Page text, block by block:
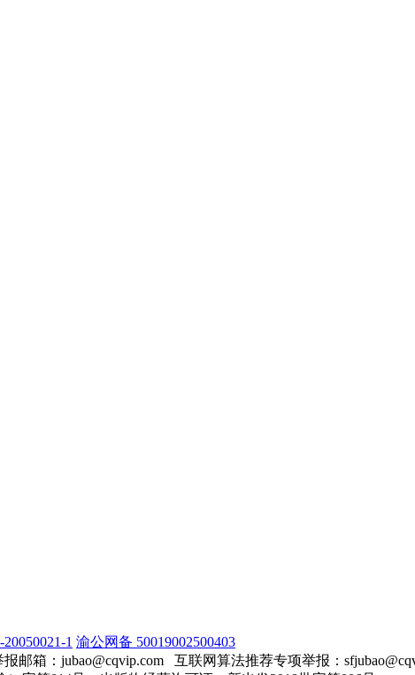
1 渝公网备 50019002500403
邮箱：jubao@cqvip.com 互联网算法推荐专项举报：